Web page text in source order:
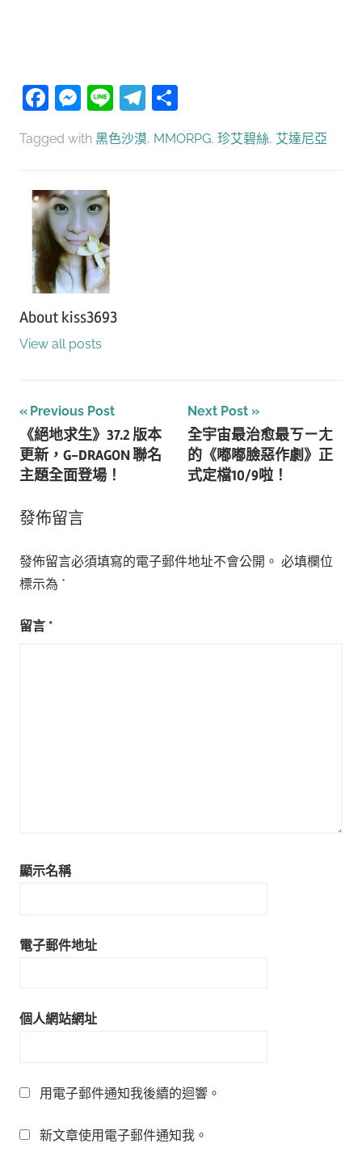
Facebook
Messenger
LineTelegram
Tagged with 黑色沙漠, MMORPG, 珍艾碧絲, 艾達尼亞
About kiss3693
View all posts
文
章
導
覽
Previous Post
《絕地求生》37.2 版本
更新，G-DRAGON 聯名
主題全面登場！
Next Post
全宇宙最治愈最ㄎㄧㄤ
的《嘟嘟臉惡作劇》正
式定檔10/9啦！
發佈留言
發佈留言必須填寫的電子郵件地址不會公開。 必填欄位
標示為 *
留言 *
顯示名稱
電子郵件地址
個人網站網址
用電子郵件通知我後續的迴響。
新文章使用電子郵件通知我。